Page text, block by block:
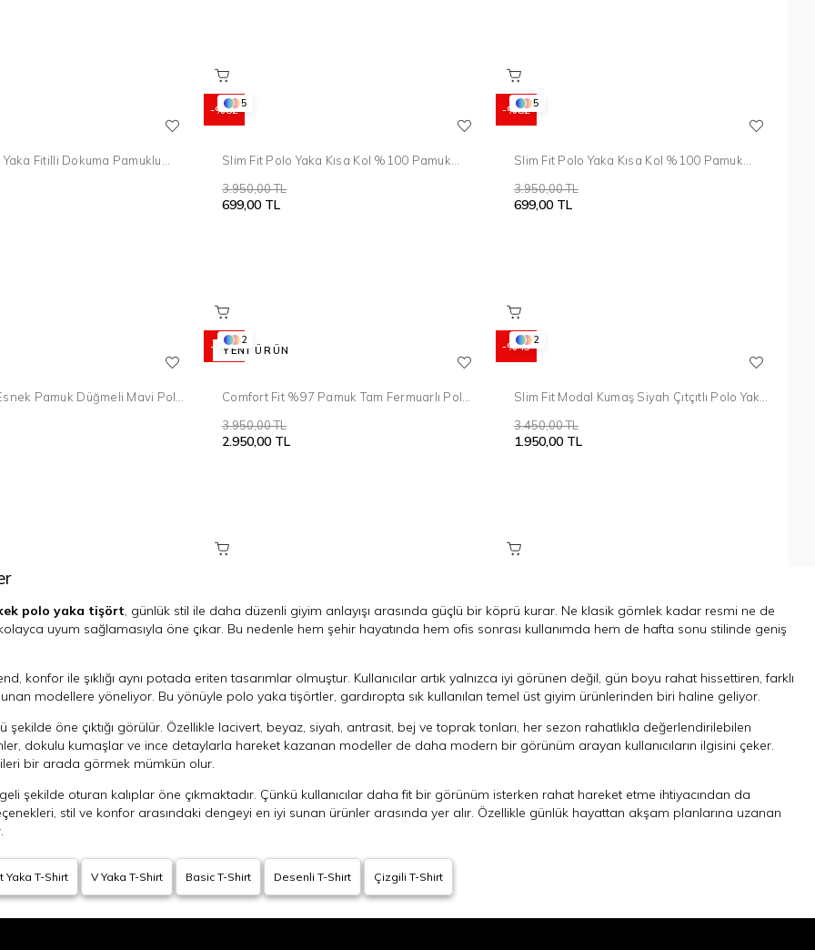
Fitilli Dokuma Pamuklu
5
Slim Fit Polo Yaka Kısa Kol %100 Pamuk
699,00 TL
3.950,00 TL
%82 5
Slim Fit Polo Yaka Kısa Kol %100 Pamuk
699,00 TL
3.950,00 TL
%82
Pamuk Düğmeli Mavi Polo
2
Comfort Fit %97 Pamuk Tam Fermuarlı Polo
2.950,00 TL
3.950,00 TL
%25
YENI ÜRÜN
2
Slim Fit Modal Kumaş Siyah Çıtçıtlı Polo Yaka
1.950,00 TL
3.450,00 TL
%43
polo yaka tişört, günlük stil ile daha düzenli giyim anlayışı arasında güçlü bir köprü kurar. Ne klasik gömlek kadar resmi ne de
uyum sağlamasıyla öne çıkar. Bu nedenle hem şehir hayatında hem ofis sonrası kullanımda hem de hafta sonu stilinde geniş
konfor ile şıklığı aynı potada eriten tasarımlar olmuştur. Kullanıcılar artık yalnızca iyi görünen değil, gün boyu rahat hissettiren, farklı
modellere yöneliyor. Bu yönüyle polo yaka tişörtler, gardıropta sık kullanılan temel üst giyim ürünlerinden biri haline geliyor.
öne çıktığı görülür. Özellikle lacivert, beyaz, siyah, antrasit, bej ve toprak tonları, her sezon rahatlıkla değerlendirilebilen
dokulu kumaşlar ve ince detaylarla hareket kazanan modeller de daha modern bir görünüm arayan kullanıcıların ilgisini çeker.
bir arada görmek mümkün olur.
şekilde oturan kalıplar öne çıkmaktadır. Çünkü kullanıcılar daha fit bir görünüm isterken rahat hareket etme ihtiyacından da
stil ve konfor arasındaki dengeyi en iyi sunan ürünler arasında yer alır. Özellikle günlük hayattan akşam planlarına uzanan
Serin havalarda ya da daha düzenli kombinlerde öne çıkanpolo yaka uzun kollu tişört
görünüm sunar. Böylece yaz aylarından ilkbahar-sonbahar geçişlerine kadar polo yaka tişört kategorisi yılın farklı dönemlerinde
Yaka T-Shirt V Yaka T-Shirt Basic T-Shirt Desenli T-Shirt Çizgili T-Shirt